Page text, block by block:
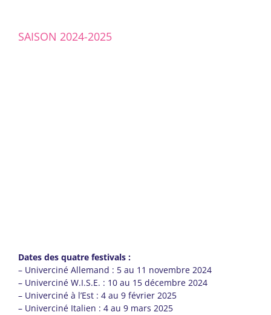
SAISON 2024-2025
Dates des quatre festivals :
– Univerciné Allemand : 5 au 11 novembre 2024
– Univerciné W.I.S.E. : 10 au 15 décembre 2024
– Univerciné à l’Est : 4 au 9 février 2025
– Univerciné Italien : 4 au 9 mars 2025